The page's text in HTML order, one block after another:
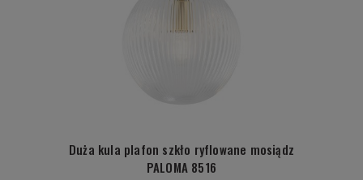
Duża kula plafon szkło ryflowane mosiądz
PALOMA 8516